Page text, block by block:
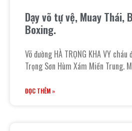
Dạy võ tự vệ, Muay Thái,
Boxing.
Võ đường HÀ TRỌNG KHA VY
Trọng Sơn Hùm Xám Miền Trung.
ĐỌC THÊM »